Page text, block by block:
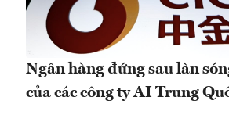
Ngân hàng đứng sau làn
của các công ty AI Trung